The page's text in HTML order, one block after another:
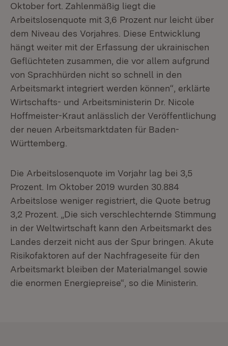
Oktober fort. Zahlenmäßig liegt die
Arbeitslosenquote mit 3,6 Prozent nur leicht über
dem Niveau des Vorjahres. Diese Entwicklung
hängt weiter mit der Erfassung der ukrainischen
Geflüchteten zusammen, die vor allem aufgrund
von Sprachhürden nicht so schnell in den
Arbeitsmarkt integriert werden können“, erklärte
Wirtschafts- und Arbeitsministerin Dr. Nicole
Hoffmeister-Kraut anlässlich der Veröffentlichung
der neuen Arbeitsmarktdaten für Baden-
Württemberg.
Die Arbeitslosenquote im Vorjahr lag bei 3,5
Prozent. Im Oktober 2019 wurden 30.884
Arbeitslose weniger registriert, die Quote betrug
3,2 Prozent. „Die sich verschlechternde Stimmung
in der Weltwirtschaft kann den Arbeitsmarkt des
Landes derzeit nicht aus der Spur bringen. Akute
Risikofaktoren auf der Nachfrageseite für den
Arbeitsmarkt bleiben der Materialmangel sowie
die enormen Energiepreise“, so die Ministerin.